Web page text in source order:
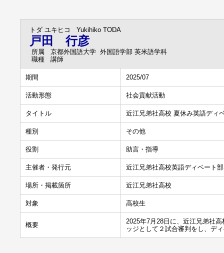
トダ ユキヒコ Yukihiko TODA
戸田 行彦
所属
京都外国語大学 外国語学部 英米語学科
職種
講師
期間 2025/07
活動形態 社会貢献活動
タイトル 近江兄弟社高校 夏休み英語ディ
種別 その他
役割 助言・指導
主催者・発行元 近江兄弟社高校英語ディベート部
場所・掲載箇所 近江兄弟社高校
対象 高校生
概要
2025年7月28日に、近江兄弟社
ッジとして２試合審判をし、デ